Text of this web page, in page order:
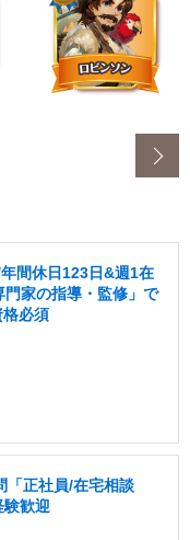
間休日123日&週1在
家の指導・監修」で
必須
「正社員/在宅相談
歓迎